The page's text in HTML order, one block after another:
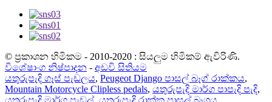
© ප්‍රකාශන හිමිකම - 2010-2020 : සියලුම හිමිකම් ඇවිරිණි.
විශේෂාංග නිෂ්පාදන - අඩවි සිතියම
යතුරුපැදි ගෑස් පැඩලය, Peugeot Django පාසල් බෑග් රාක්කය,
Mountain Motorcycle Clipless pedals, යතුරුපැදි මාර්ග පාපැදි පැදි,